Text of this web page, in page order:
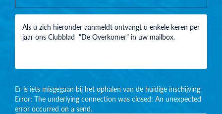
Als u zich hieronder aanmeldt ontvangt u enkele keren per
jaar ons Clubblad "De Overkomer" in uw mailbox.
Er is iets misgegaan bij het ophalen van de huidige inschijving.
Error: The underlying connection was closed: An unexpected
error occurred on a send.